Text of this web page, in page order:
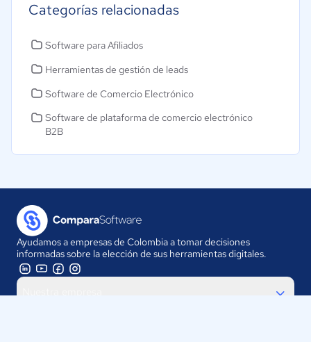
Categorías relacionadas
Software para Afiliados
Herramientas de gestión de leads
Software de Comercio Electrónico
Software de plataforma de comercio electrónico
B2B
Ayudamos a empresas de Colombia a tomar decisiones
informadas sobre la elección de sus herramientas digitales.